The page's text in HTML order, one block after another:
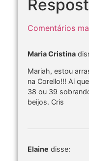
Comentários
Maria Cristina
Mariah, estou
na Corello!!! Ai
38 ou 39
beijos. Cris
Elaine disse: